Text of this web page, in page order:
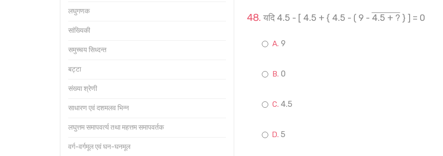
लघुगणक
सांख्यिकी
समुच्चय सिध्दन्त
बट्टा
संख्या श्रेणी
साधारण एवं दशमलव भिन्न
लघुत्तम समापवर्त्य तथा महत्तम समापवर्तक
वर्ग-वर्गमूल एवं घन-घनमूल
यदि 4.5 - [ 4.5 + { 4.5 - ( 9 - 4.5 + ? } ] = 0
9
0
4.5
5